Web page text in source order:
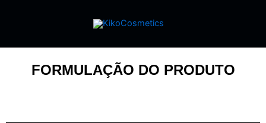
FORMULAÇÃO DO PRODUTO